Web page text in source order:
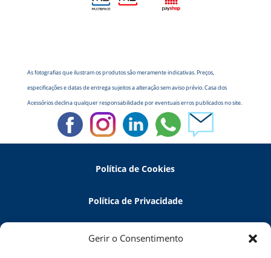
Gerir o Consentimento
As fotografias que ilustram os produtos são meramente indicativas. Preços,
especificações e datas de entrega sujeitos a alteração sem aviso prévio. Casa dos
Acessórios declina qualquer responsabilidade por eventuais erros publicados no site.
Política de Cookies
Política de Privacidade
Política de Devoluções